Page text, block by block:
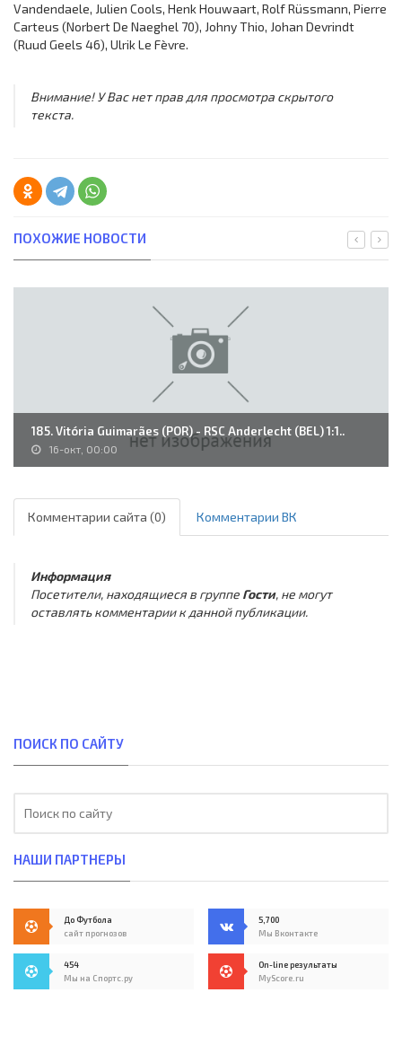
Vandendaele, Julien Cools, Henk Houwaart, Rolf Rüssmann, Pierre
Carteus (Norbert De Naeghel 70), Johny Thio, Johan Devrindt
(Ruud Geels 46), Ulrik Le Fèvre.
Внимание! У Вас нет прав для просмотра скрытого
текста.
ПОХОЖИЕ НОВОСТИ
185. Vitória Guimarães (POR) - RSC Anderlecht (BEL) 1:1..
16-окт, 00:00
Комментарии сайта (0) Комментарии ВК
Информация
Посетители, находящиеся в группе Гости, не могут
оставлять комментарии к данной публикации.
ПОИСК ПО САЙТУ
НАШИ ПАРТНЕРЫ
До Футбола
сайт прогнозов
5,700
Мы Вконтакте
454
Мы на Спортс.ру
On-line результаты
MyScore.ru